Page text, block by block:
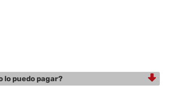
lo puedo pagar?